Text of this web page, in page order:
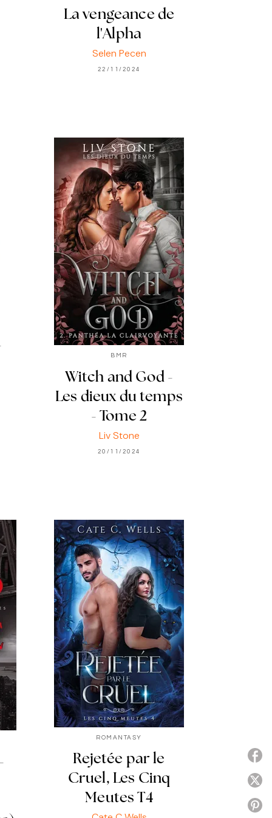
La vengeance de
l'Alpha
Selen Pecen
22/11/2024
BMR
Witch and God -
Les dieux du temps
- Tome 2
Liv Stone
20/11/2024
ROMANTASY
Rejetée par le
Cruel, Les Cinq
Meutes T4